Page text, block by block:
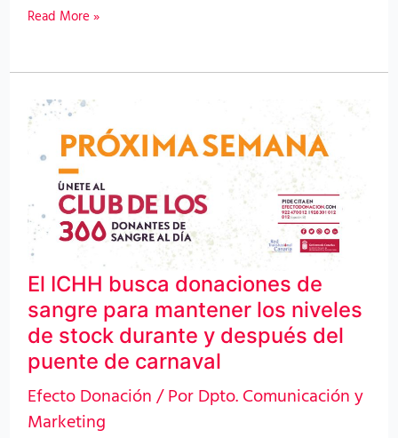
Read More »
El ICHH busca donaciones de
sangre para mantener los niveles
de stock durante y después del
puente de carnaval
Efecto Donación/ PorDpto. Comunicación y
Marketing
El
busca
donaciones
de
sangre
para
mantener
los
niveles
de